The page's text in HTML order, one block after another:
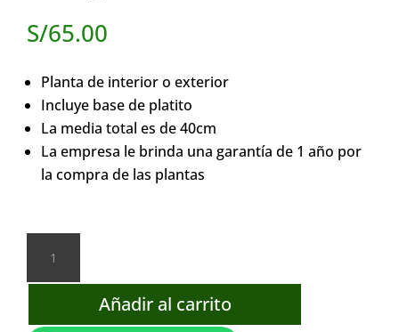
S/65.00
Planta de interior o exterior
Incluye base de platito
La media total es de 40cm
La empresa le brinda una garantía de 1 año por
la compra de las plantas
Dracenia
Barigada
Añadir al carrito